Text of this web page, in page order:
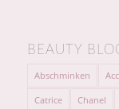
BEAUTY
Abschminken
Catrice Chanel